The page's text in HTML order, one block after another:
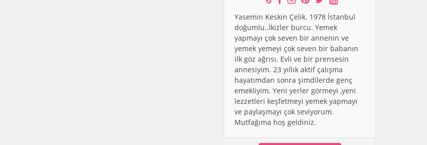
Yasemin Keskin Çelik. 1978 İstanbul
doğumlu..İkizler burcu. Yemek
yapmayı çok seven bir annenin ve
yemek yemeyi çok seven bir babanın
ilk göz ağrısı. Evli ve bir prensesin
annesiyim. 23 yıllık aktif çalışma
hayatımdan sonra şimdilerde genç
emekliyim. Yeni yerler görmeyi ,yeni
lezzetleri keşfetmeyi yemek yapmayı
ve paylaşmayı çok seviyorum.
Mutfağıma hoş geldiniz.